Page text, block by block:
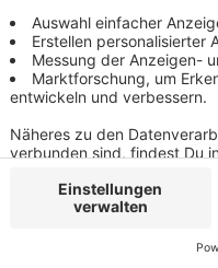
Anzeige